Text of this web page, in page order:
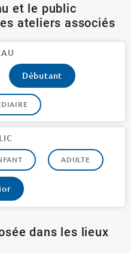
et le public
ateliers associés
Débutant
ADULTE
dans les lieux